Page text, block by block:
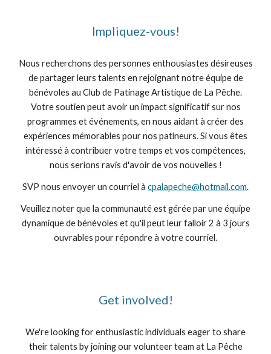
Impliquez-vous!
Nous recherchons des personnes enthousiastes désireuses
de partager leurs talents en rejoignant notre équipe de
bénévoles au Club de Patinage Artistique de La Pêche.
Votre soutien peut avoir un impact significatif sur nos
programmes et événements, en nous aidant à créer des
expériences mémorables pour nos patineurs. Si vous êtes
intéressé à contribuer votre temps et vos compétences,
nous serions ravis d'avoir de vos nouvelles !
SVP nous envoyer un courriel à cpalapeche@hotmail.com.
Veuillez noter que la communauté est gérée par une équipe
dynamique de bénévoles et qu'il peut leur falloir 2 à 3 jours
ouvrables pour répondre à votre courriel.
Get involved!
We're looking for enthusiastic individuals eager to share
their talents by joining our volunteer team at La Pêche